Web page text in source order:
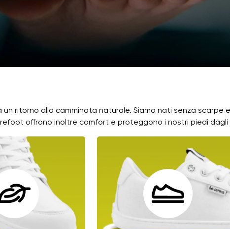
ritorno alla camminata naturale. Siamo nati senza scarpe
offrono inoltre comfort e proteggono i nostri piedi